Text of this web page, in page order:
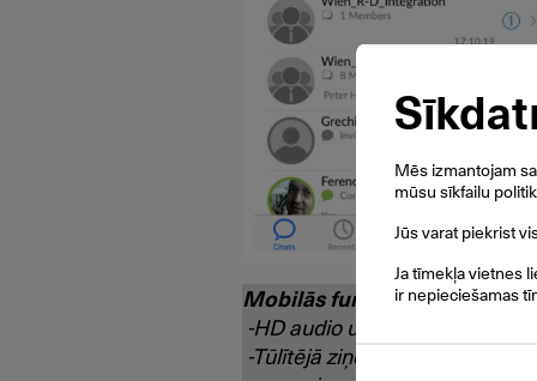
Mobilās funkcijas
-HD audio un video
-Tūlītējā ziņojumapmaiņa
Mēs izmantojam
mūsu sīkfailu
Jūs varat piekrist
Ja tīmekļa vietnes
ir nepieciešamas